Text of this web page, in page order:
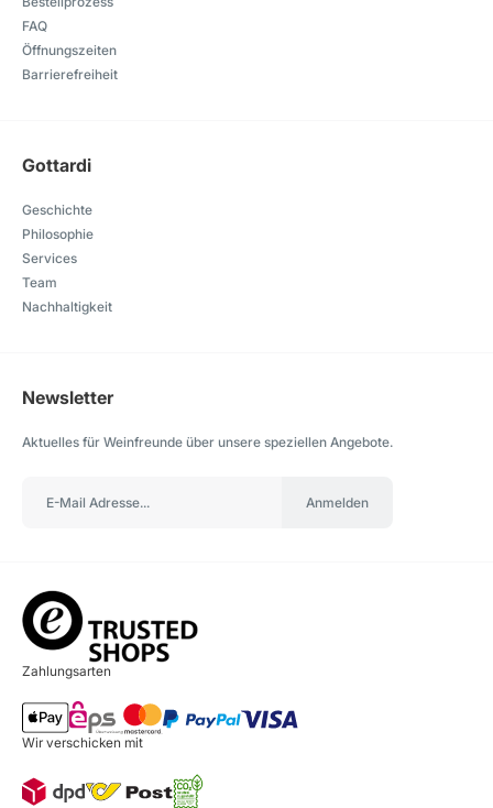
FAQ
Öffnungszeiten
Barrierefreiheit
Gottardi
Geschichte
Philosophie
Services
Team
Nachhaltigkeit
Newsletter
Aktuelles für Weinfreunde über unsere speziellen Angebote.
Anmelden
Zahlungsarten
Wir verschicken mit